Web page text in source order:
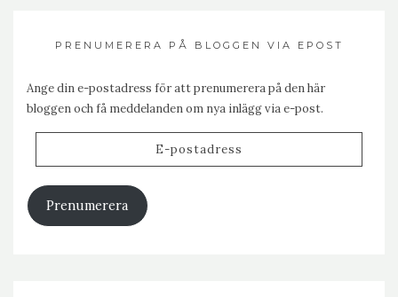
PRENUMERERA PÅ BLOGGEN VIA EPOST
Ange din e-postadress för att prenumerera på den här
bloggen och få meddelanden om nya inlägg via e-post.
Prenumerera